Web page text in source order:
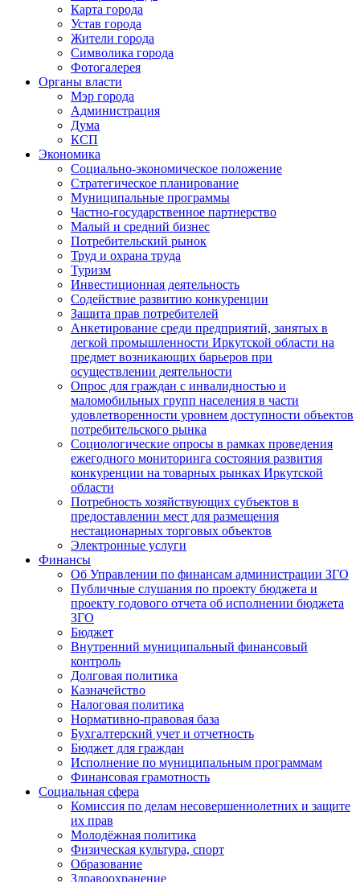
Карта города
Устав города
Жители города
Символика города
Фотогалерея
Органы власти
Мэр города
Администрация
Дума
КСП
Экономика
Социально-экономическое положение
Стратегическое планирование
Муниципальные программы
Частно-государственное партнерство
Малый и средний бизнес
Потребительский рынок
Труд и охрана труда
Туризм
Инвестиционная деятельность
Содействие развитию конкуренции
Защита прав потребителей
Анкетирование среди предприятий, занятых в
легкой промышленности Иркутской области на
предмет возникающих барьеров при
осуществлении деятельности
Опрос для граждан с инвалидностью и
маломобильных групп населения в части
удовлетворенности уровнем доступности объектов
потребительского рынка
Социологические опросы в рамках проведения
ежегодного мониторинга состояния развития
конкуренции на товарных рынках Иркутской
области
Потребность хозяйствующих субъектов в
предоставлении мест для размещения
нестационарных торговых объектов
Электронные услуги
Финансы
Об Управлении по финансам администрации ЗГО
Публичные слушания по проекту бюджета и
проекту годового отчета об исполнении бюджета
ЗГО
Бюджет
Внутренний муниципальный финансовый
контроль
Долговая политика
Казначейство
Налоговая политика
Нормативно-правовая база
Бухгалтерский учет и отчетность
Бюджет для граждан
Исполнение по муниципальным программам
Финансовая грамотность
Социальная сфера
Комиссия по делам несовершеннолетних и защите
их прав
Молодёжная политика
Физическая культура, спорт
Образование
Здравоохранение